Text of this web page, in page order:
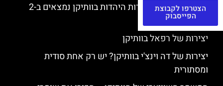
כתב יד ותיקן – אוצרות היהדות בוותיקן נמצאים ב-2
כתבי יד עתיקים
יצירות של רפאל בוותיקן
יצירות של דה וינצ'י בוותיקן? יש רק אחת סודית
ומסתורית
הצטרפו לקבוצת
הפייסבוק